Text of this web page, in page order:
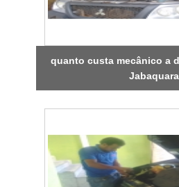
quanto custa mecânico a
Jabaquara